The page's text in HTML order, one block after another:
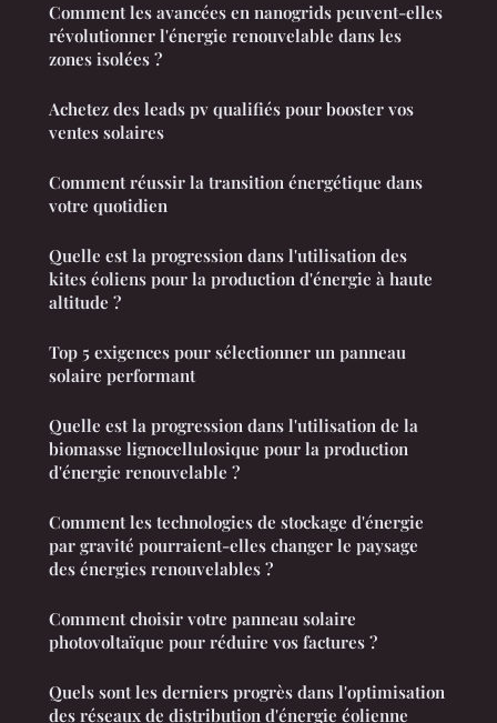
Comment les avancées en nanogrids peuvent-elles
révolutionner l'énergie renouvelable dans les
zones isolées ?
Achetez des leads pv qualifiés pour booster vos
ventes solaires
Comment réussir la transition énergétique dans
votre quotidien
Quelle est la progression dans l'utilisation des
kites éoliens pour la production d'énergie à haute
altitude ?
Top 5 exigences pour sélectionner un panneau
solaire performant
Quelle est la progression dans l'utilisation de la
biomasse lignocellulosique pour la production
d'énergie renouvelable ?
Comment les technologies de stockage d'énergie
par gravité pourraient-elles changer le paysage
des énergies renouvelables ?
Comment choisir votre panneau solaire
photovoltaïque pour réduire vos factures ?
Quels sont les derniers progrès dans l'optimisation
des réseaux de distribution d'énergie éolienne